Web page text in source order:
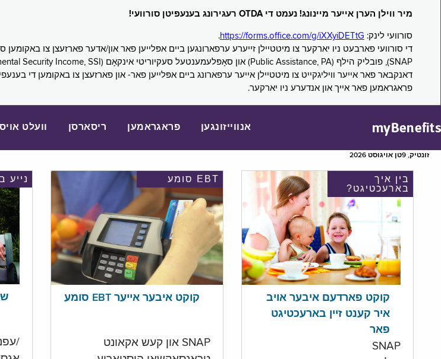
מיר ווילן הערן אייער מיינונג! נעמט די OTDA רעגירונג בענעפיטן סורוועי!
סורוועי לינק: https://forms.office.com/g/iXXyiDETtG
.
דאנקבאר פאר אייער וויליגקייט צו מיטטיילן אייער ערפארונג ביים אפּלייען פאר- און פארזעצן צו באקומען די
פראגראמען פאר אייך און אנדערע ניו יארקער.
myBenefits אנווייזונגען פראגראמען ריסארסן וועלט
זונטיק, 9טן אויגוסט 2026
נייע EBT סומע
קוקט איבער אייער EBT סומע
SNAP און קעש אקאונט
בין איך
בארעכטיגט?
קוקט פארדעם איבער אויב
איר קענט זיין בארעכטיגט
פאר
SNAP